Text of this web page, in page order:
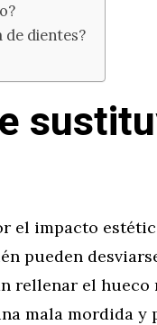
de dientes?
el impacto
pueden
rellenar el hueco
mala mordida y